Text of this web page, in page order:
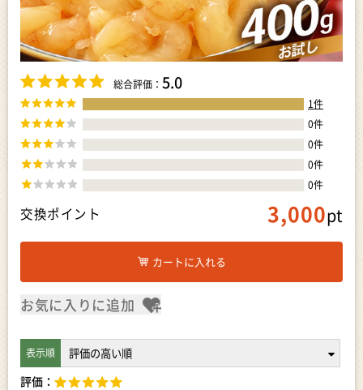
総合評価： 5.0
1件
0件
0件
0件
0件
交換ポイント 3,000pt
お気に入りに追加
カートに入れる
評価：